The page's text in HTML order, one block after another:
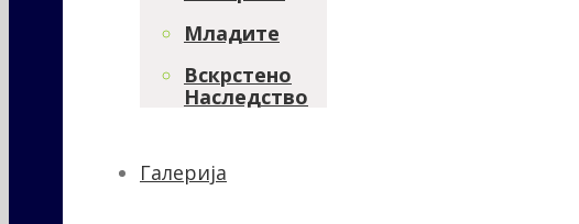
Младите
Вскрстено
Наследство
Галерија